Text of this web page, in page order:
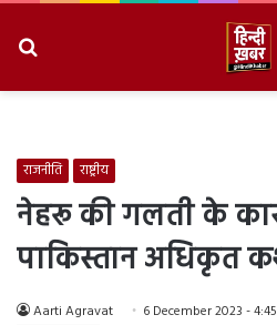
राजनीति राष्ट्रीय
नेहरू की गलती के
पाकिस्तान अधिकृत
Aarti Agravat 6 December 2023 -